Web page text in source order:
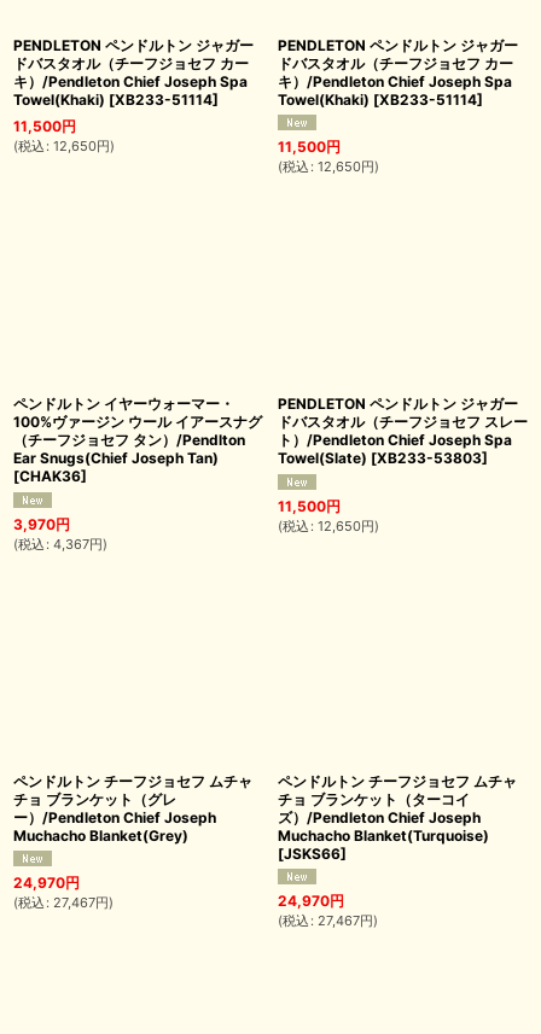
PENDLETON ペンドルトン ジャガー
ドバスタオル（チーフジョセフ カー
キ）/Pendleton Chief Joseph Spa
Towel(Khaki) [XB233-51114]
11,500円
(税込 : 12,650円)
PENDLETON ペンドルトン ジャガー
ドバスタオル（チーフジョセフ カー
キ）/Pendleton Chief Joseph Spa
Towel(Khaki) [XB233-51114]
11,500円
(税込 : 12,650円)
ペンドルトン イヤーウォーマー・
100%ヴァージン ウール イアースナグ
（チーフジョセフ タン）/Pendlton
Ear Snugs(Chief Joseph Tan)
[CHAK36]
3,970円
(税込 : 4,367円)
PENDLETON ペンドルトン ジャガー
ドバスタオル（チーフジョセフ スレー
ト）/Pendleton Chief Joseph Spa
Towel(Slate) [XB233-53803]
11,500円
(税込 : 12,650円)
ペンドルトン チーフジョセフ ムチャ
チョ ブランケット（グレ
ー）/Pendleton Chief Joseph
Muchacho Blanket(Grey)
24,970円
(税込 : 27,467円)
ペンドルトン チーフジョセフ ムチャ
チョ ブランケット（ターコイ
ズ）/Pendleton Chief Joseph
Muchacho Blanket(Turquoise)
[JSKS66]
24,970円
(税込 : 27,467円)